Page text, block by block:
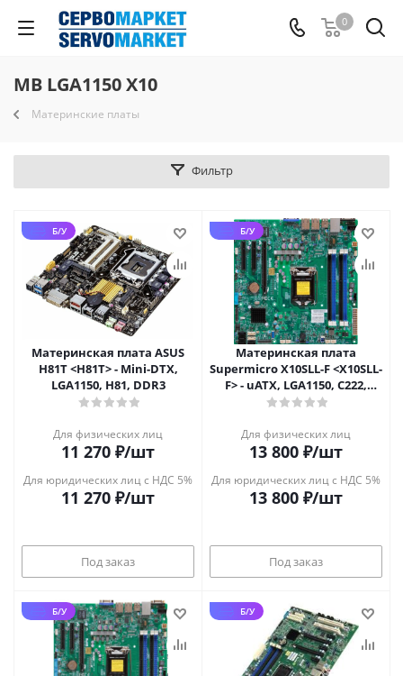
0
MB LGA1150 X10
Материнские платы
Фильтр
Б/У
Материнская плата ASUS
H81T <H81T> - Mini-DTX,
LGA1150, H81, DDR3
Для физических лиц
11 270 ₽/шт
Для юридических лиц с НДС 5%
11 270 ₽/шт
Под заказ
Б/У
Материнская плата
Supermicro X10SLL-F <X10SLL-
F> - uATX, LGA1150, C222,
DDR3 ECC UDIMM, 2xGbE,
Для физических лиц
13 800 ₽/шт
Для юридических лиц с НДС 5%
13 800 ₽/шт
Под заказ
Б/У Б/У